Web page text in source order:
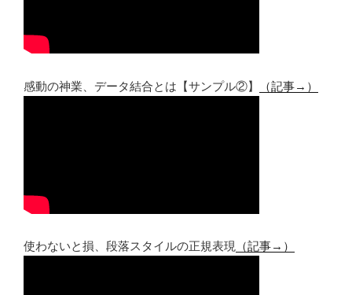
感動の神業、データ結合とは【サンプル②】 （記事→）
使わないと損、段落スタイルの正規表現 （記事→）